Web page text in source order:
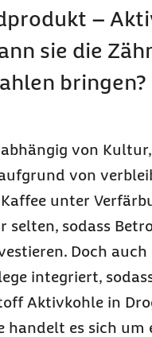
–
sie die
bringen?
von
von
unter
selten, sodass
Doch auch
integriert,
Aktivkohle in
handelt es sich um